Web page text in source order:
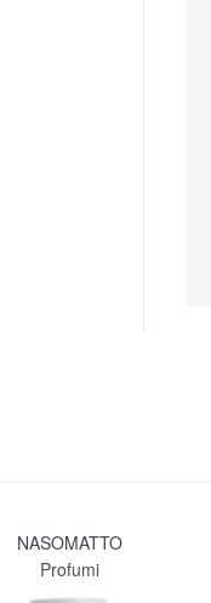
NASOMATTO
Profumi